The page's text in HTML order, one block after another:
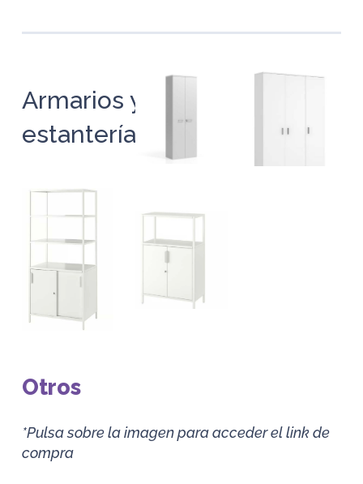
Armarios y
estanterías
Otros
*Pulsa sobre la imagen para acceder el link de
compra